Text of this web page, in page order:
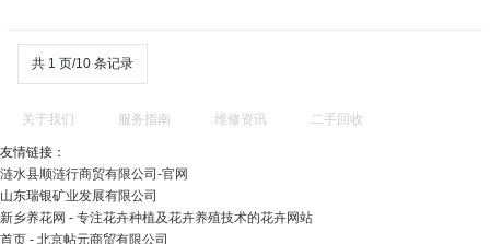
共 1 页/10 条记录
关于我们 服务指南 维修资讯 二手回收
友情链接：
涟水县顺涟行商贸有限公司-官网
山东瑞银矿业发展有限公司
新乡养花网 - 专注花卉种植及花卉养殖技术的花卉网站
首页 - 北京帖元商贸有限公司